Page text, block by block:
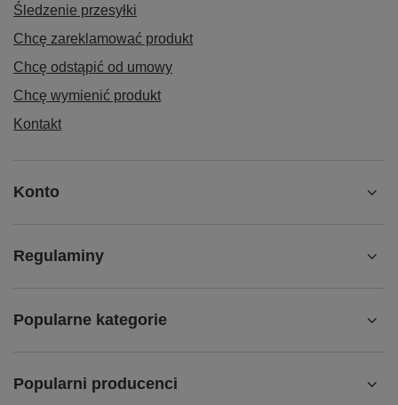
Śledzenie przesyłki
Chcę zareklamować produkt
Chcę odstąpić od umowy
Chcę wymienić produkt
Kontakt
Konto
Regulaminy
Popularne kategorie
Popularni producenci